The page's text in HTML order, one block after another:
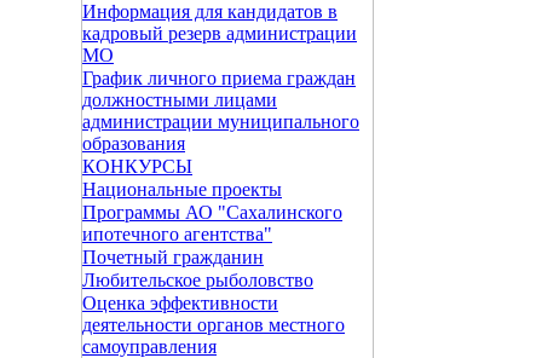
Информация для кандидатов в
кадровый резерв администрации
МО
График личного приема граждан
должностными лицами
администрации муниципального
образования
КОНКУРСЫ
Национальные проекты
Программы АО "Сахалинского
ипотечного агентства"
Почетный гражданин
Любительское рыболовство
Оценка эффективности
деятельности органов местного
самоуправления